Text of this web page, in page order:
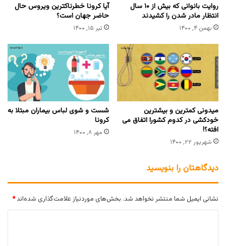
روایت بانوانی که بیش از ۱۰ سال
انتظار مادر شدن را کشیدند
بهمن ۴, ۱۴۰۰
آیا کرونا خطرناکترین ویروس حال
حاضر جهان است؟
تیر ۱۵, ۱۴۰۰
میدونی کمترین و بیشترین
خودکشی در کدوم کشورا اتفاق می
افته؟!
شهریور ۲۲, ۱۴۰۰
شست و شوی لباس بیماران مبتلا به
کرونا
مهر ۸, ۱۴۰۰
دیدگاهتان را بنویسید
نشانی ایمیل شما منتشر نخواهد شد. بخش‌های موردنیاز علامت‌گذاری شده‌اند*